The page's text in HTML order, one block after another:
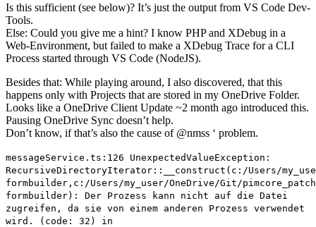
Is this sufficient (see below)? It’s just the output from VS Code Dev-
Tools.
Else: Could you give me a hint? I know PHP and XDebug in a
Web-Environment, but failed to make a XDebug Trace for a CLI
Process started through VS Code (NodeJS).
Besides that: While playing around, I also discovered, that this
happens only with Projects that are stored in my OneDrive Folder.
Looks like a OneDrive Client Update ~2 month ago introduced this.
Pausing OneDrive Sync doesn’t help.
Don’t know, if that’s also the cause of @nmss ‘ problem.
messageService.ts:126 UnexpectedValueException:
RecursiveDirectoryIterator::__construct(c:/Users/
formbuilder,c:/Users/my_user/OneDrive/Git/
formbuilder): Der Prozess kann nicht auf die Datei
zugreifen, da sie von einem anderen Prozess verwendet
wird. (code: 32) in